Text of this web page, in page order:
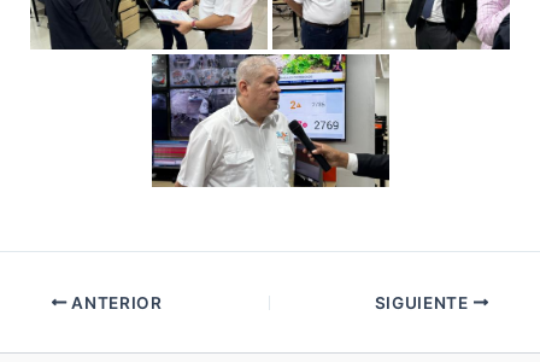
ANTERIOR SIGUIENTE